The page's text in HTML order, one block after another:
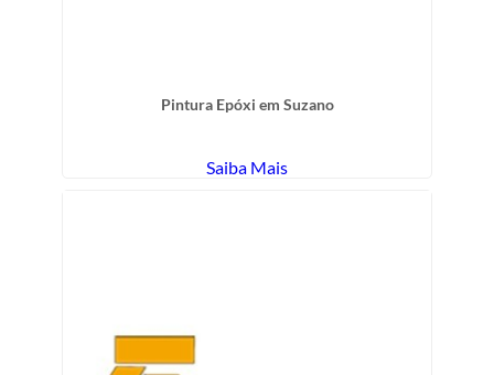
Pintura Epóxi em Suzano
Saiba Mais